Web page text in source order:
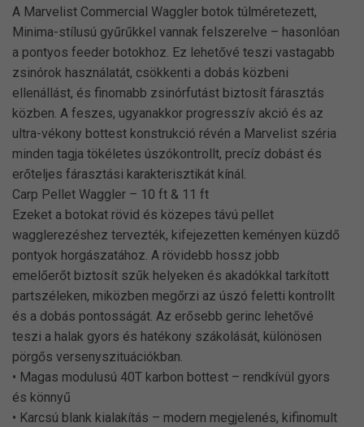
A Marvelist Commercial Waggler botok túlméretezett,
Minima-stílusú gyűrűkkel vannak felszerelve – hasonlóan
a pontyos feeder botokhoz. Ez lehetővé teszi vastagabb
zsinórok használatát, csökkenti a dobás közbeni
ellenállást, és finomabb zsinórfutást biztosít fárasztás
közben. A feszes, ugyanakkor progresszív akció és az
ultra-vékony bottest konstrukció révén a Marvelist széria
minden tagja tökéletes úszókontrollt, precíz dobást és
erőteljes fárasztási karakterisztikát kínál.
Carp Pellet Waggler – 10 ft & 11 ft
Ezeket a botokat rövid és közepes távú pellet
wagglerezéshez tervezték, kifejezetten keményen küzdő
pontyok horgászatához. A rövidebb hossz jobb
emelőerőt biztosít szűk helyeken és akadókkal tarkított
partszéleken, miközben megőrzi az úszó feletti kontrollt
és a dobás pontosságát. Az erősebb gerinc lehetővé
teszi a halak gyors és hatékony szákolását, különösen
pörgős versenyszituációkban.
• Magas modulusú 40T karbon bottest – rendkívül gyors
és könnyű
• Karcsú blank kialakítás – modern megjelenés, kifinomult